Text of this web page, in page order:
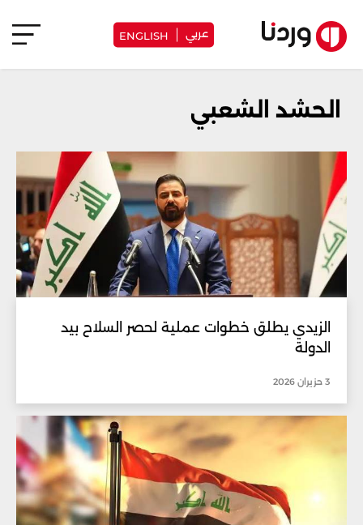
عربي ENGLISH
الحشد الشعبي
الزيدي يطلق خطوات عملية لحصر السلاح بيد
الدولة
3 حزيران 2026